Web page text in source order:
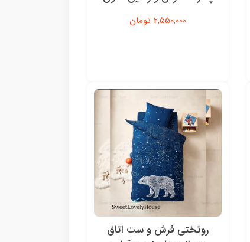
2,550,000 تومان
روتختی فرش و ست اتاق